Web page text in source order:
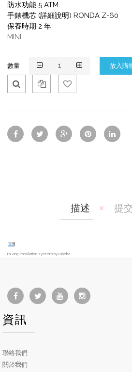
防水功能 5 ATM
手錶機芯 (詳細說明) RONDA Z-60
保養時期 2 年
MINI
數量
Vie
w
To
Wis
To
Co
描述 提
FaLang translation system by Faboba
資訊
聯絡我們
關於我們